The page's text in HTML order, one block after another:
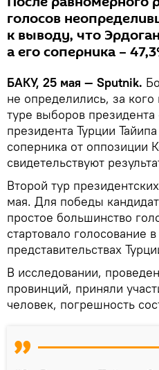
голосов
к выводу, что
а его соперника –
БАКУ, 25 мая — Sputnik.
не определились, за кого
туре выборов
президента Турции
соперника от оппозиции
свидетельствуют
Второй тур
мая. Для победы
простое большинство
стартовало голосование
представительствах
В исследовании,
провинций, приняли
человек, погрешность